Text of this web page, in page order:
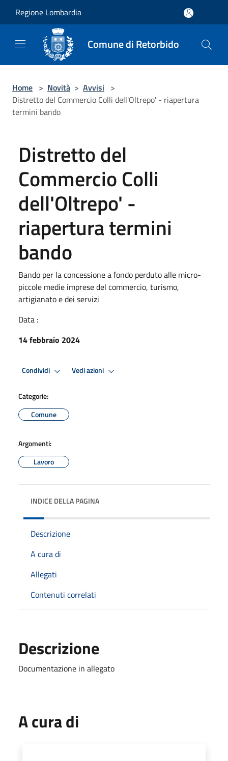
Regione Lombardia
Comune di Retorbido
Home > Novità > Avvisi >
Distretto del Commercio Colli dell'Oltrepo' - riapertura
termini bando
Distretto del
Commercio Colli
dell'Oltrepo' -
riapertura termini
bando
Bando per la concessione a fondo perduto alle micro-
piccole medie imprese del commercio, turismo,
artigianato e dei servizi
Data :
14 febbraio 2024
Condividi Vedi azioni
Categorie:
Comune
Argomenti:
Lavoro
INDICE DELLA PAGINA
Descrizione
A cura di
Allegati
Contenuti correlati
Descrizione
Documentazione in allegato
A cura di